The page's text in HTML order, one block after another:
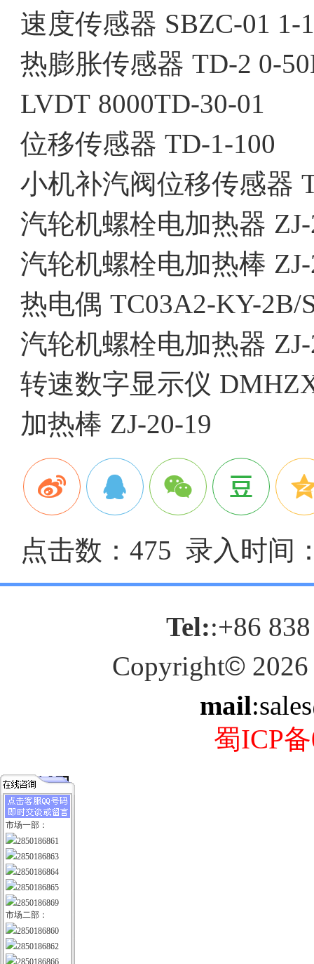
速度传感器 SBZC-01 1-
热膨胀传感器 TD-2 0-
LVDT 8000TD-30-01
位移传感器 TD-1-100
小机补汽阀位移传感器
汽轮机螺栓电加热器
汽轮机螺栓电加热棒
热电偶 TC03A2-KY-2B/
汽轮机螺栓电加热器
转速数字显示仪
加热棒 ZJ-20-19
点击数：475 录入时间
Tel::+86
Copyright© 2026
mail
蜀ICP
市场一部：
2850186861
2850186863
2850186864
2850186865
2850186869
市场二部：
2850186860
2850186862